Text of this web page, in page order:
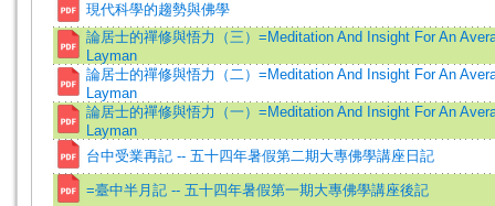
現代科學的趨勢與佛學
論居士的禪修與悟力（三）=Meditation And Insight For An
Layman
論居士的禪修與悟力（二）=Meditation And Insight For An
Layman
論居士的禪修與悟力（一）=Meditation And Insight For An
Layman
台中受業再記 -- 五十四年暑假第二期大專佛學講座日記
=臺中半月記 -- 五十四年暑假第一期大專佛學講座後記